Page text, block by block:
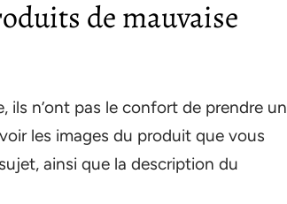
de mauvaise
n’ont pas le confort de prendre un
les images du produit que vous
ainsi que la description du